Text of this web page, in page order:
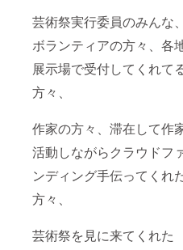
芸術祭実行委員のみんな、
ボランティアの方々、各
展示場で受付してくれて
方々、
作家の方々、滞在して作
活動しながらクラウドフ
ンディング手伝ってくれ
方々、
芸術祭を見に来てくれた